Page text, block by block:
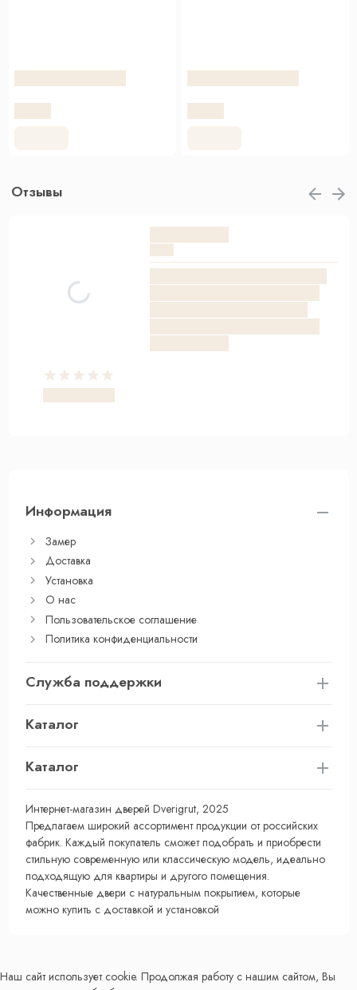
Отзывы
Информация
Замер
Доставка
Установка
О нас
Пользовательское соглашение
Политика конфиденциальности
Служба поддержки
Каталог
Каталог
Интернет-магазин дверей Dverigrut, 2025
Предлагаем широкий ассортимент продукции от российских
фабрик. Каждый покупатель сможет подобрать и приобрести
стильную современную или классическую модель, идеально
подходящую для квартиры и другого помещения.
Качественные двери с натуральным покрытием, которые
можно купить с доставкой и установкой
Наш сайт использует cookie. Продолжая работу с нашим сайтом, Вы